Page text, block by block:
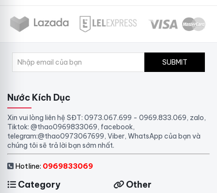
SUBMIT
Nước Kích Dục
Xin vui lòng liên hệ SĐT: 0973.067.699 - 0969.833.069, zalo,
Tiktok: @thao0969833069, facebook,
telegram:@thao0973067699, Viber, WhatsApp của bạn và
chúng tôi sẽ trả lời bạn sớm nhất.
Hotline: 0969833069
Category Other